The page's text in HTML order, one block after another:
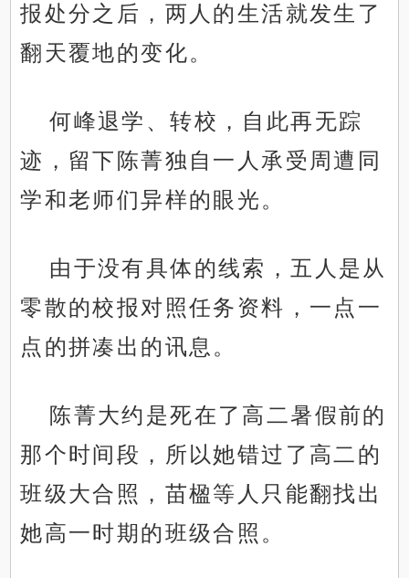
报处分之后，两人的生活就发生了
翻天覆地的变化。
何峰退学、转校，自此再无踪
迹，留下陈菁独自一人承受周遭同
学和老师们异样的眼光。
由于没有具体的线索，五人是从
零散的校报对照任务资料，一点一
点的拼凑出的讯息。
陈菁大约是死在了高二暑假前的
那个时间段，所以她错过了高二的
班级大合照，苗楹等人只能翻找出
她高一时期的班级合照。